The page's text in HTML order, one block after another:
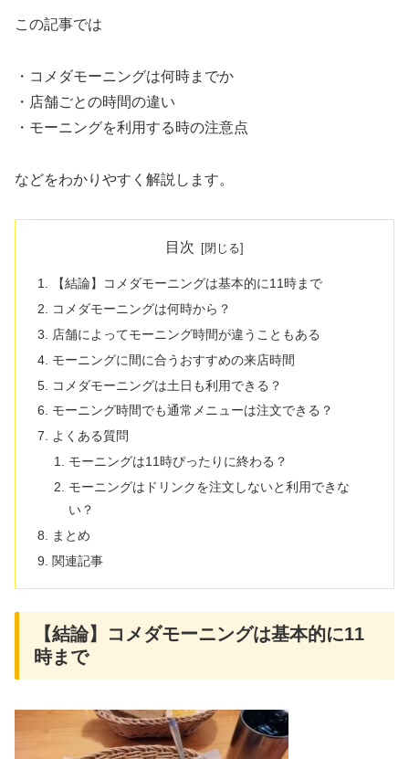
この記事では
・コメダモーニングは何時までか
・店舗ごとの時間の違い
・モーニングを利用する時の注意点
などをわかりやすく解説します。
目次
【結論】コメダモーニングは基本的に11時まで
コメダモーニングは何時から？
店舗によってモーニング時間が違うこともある
モーニングに間に合うおすすめの来店時間
コメダモーニングは土日も利用できる？
モーニング時間でも通常メニューは注文できる？
よくある質問
モーニングは11時ぴったりに終わる？
モーニングはドリンクを注文しないと利用できな
い？
まとめ
関連記事
【結論】コメダモーニングは基本的に11
時まで